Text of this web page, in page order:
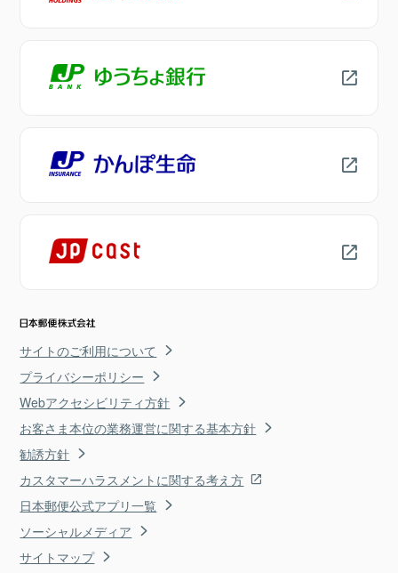
サイトのご利用について
プライバシーポリシー
Webアクセシビリティ方針
お客さま本位の業務運営に関する基本方針
勧誘方針
カスタマーハラスメントに関する考え方
日本郵便公式アプリ一覧
ソーシャルメディア
サイトマップ